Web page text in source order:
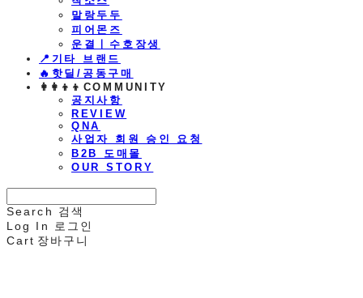
말랑두두
피어몬즈
운결ㅣ수호장생
📍기타 브랜드
🔥핫딜/공동구매
👩‍👩‍👦‍👦COMMUNITY
공지사항
REVIEW
QNA
사업자 회원 승인 요청
B2B 도매몰
OUR STORY
Search
검색
Log In
로그인
Cart 장바구니